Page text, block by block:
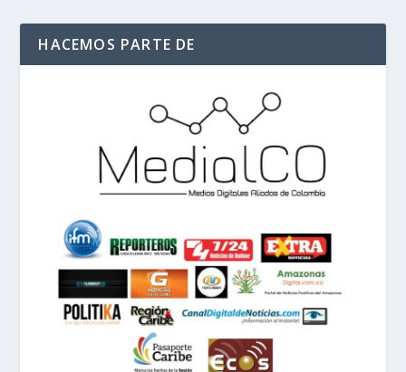
HACEMOS PARTE DE